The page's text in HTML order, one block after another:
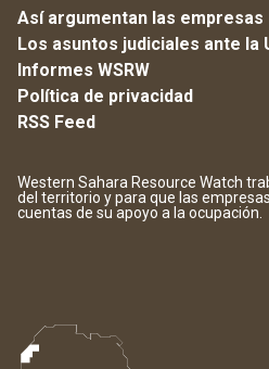
Así argumentan las empresas
Los asuntos judiciales ante la
Informes WSRW
Política de privacidad
RSS Feed
Western Sahara Resource Watch
del territorio y para que las
cuentas de su apoyo a la ocupación.